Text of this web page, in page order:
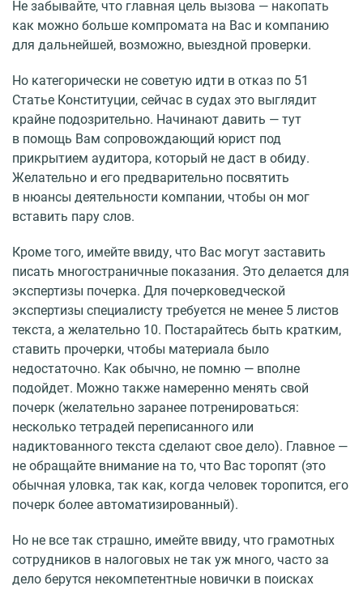
Не забывайте, что главная цель вызова — накопать
как можно больше компромата на Вас и компанию
для дальнейшей, возможно, выездной проверки.
Но категорически не советую идти в отказ по 51
Статье Конституции, сейчас в судах это выглядит
крайне подозрительно. Начинают давить — тут
в помощь Вам сопровождающий юрист под
прикрытием аудитора, который не даст в обиду.
Желательно и его предварительно посвятить
в нюансы деятельности компании, чтобы он мог
вставить пару слов.
Кроме того, имейте ввиду, что Вас могут заставить
писать многостраничные показания. Это делается для
экспертизы почерка. Для почерковедческой
экспертизы специалисту требуется не менее 5 листов
текста, а желательно 10. Постарайтесь быть кратким,
ставить прочерки, чтобы материала было
недостаточно. Как обычно, не помню — вполне
подойдет. Можно также намеренно менять свой
почерк (желательно заранее потренироваться:
несколько тетрадей переписанного или
надиктованного текста сделают свое дело). Главное —
не обращайте внимание на то, что Вас торопят (это
обычная уловка, так как, когда человек торопится, его
почерк более автоматизированный).
Но не все так страшно, имейте ввиду, что грамотных
сотрудников в налоговых не так уж много, часто за
дело берутся некомпетентные новички в поисках